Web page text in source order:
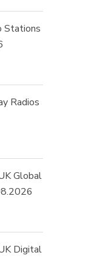
Stations
Radios
Global
Digital